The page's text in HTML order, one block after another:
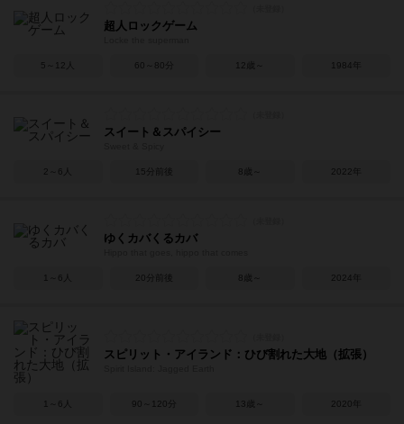
超人ロックゲーム
5～12人 60～80分 12歳～ 1984年
スイート＆スパイシー
2～6人 15分前後 8歳～ 2022年
ゆくカバくるカバ
1～6人 20分前後 8歳～ 2024年
スピリット・アイランド：ひび割れた大地（拡張）
1～6人 90～120分 13歳～ 2020年